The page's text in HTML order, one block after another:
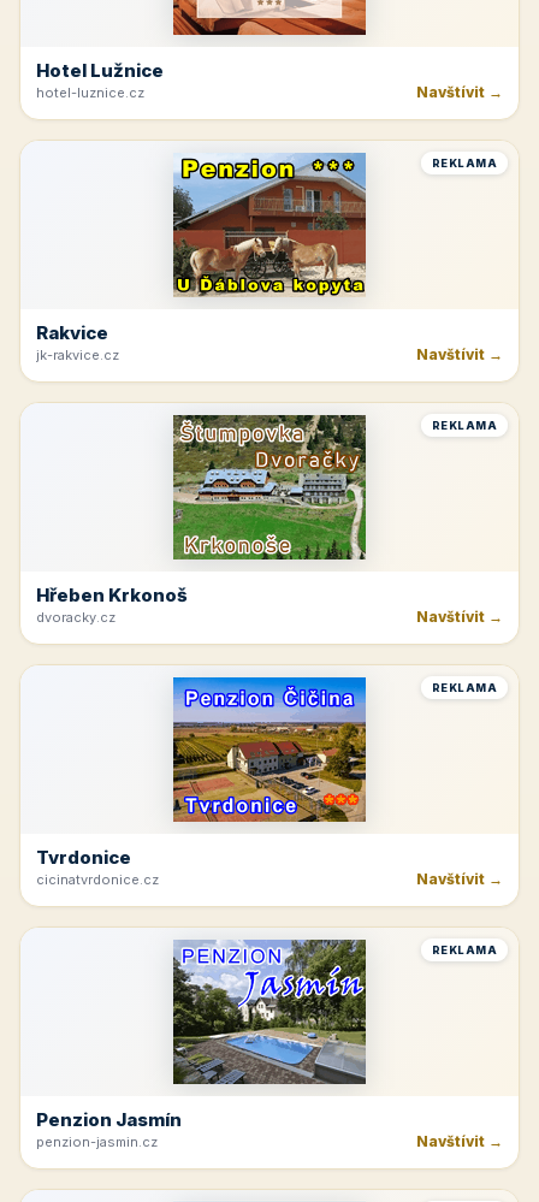
Hotel Lužnice
hotel-luznice.cz Navštívit →
REKLAMA
Rakvice
jk-rakvice.cz Navštívit →
REKLAMA
Hřeben Krkonoš
dvoracky.cz Navštívit →
REKLAMA
Tvrdonice
cicinatvrdonice.cz Navštívit →
REKLAMA
Penzion Jasmín
penzion-jasmin.cz Navštívit →